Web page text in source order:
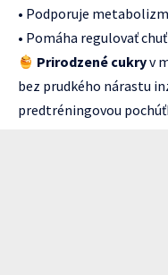
• Podporuje
• Pomáha regulovať
Prirodzené cukryv
bez prudkého nárastu
predtréningovou